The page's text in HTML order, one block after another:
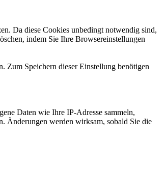
Da diese Cookies unbedingt notwendig sind,
indem Sie Ihre Browsereinstellungen
Zum Speichern dieser Einstellung benötigen
Daten wie Ihre IP-Adresse sammeln,
Änderungen werden wirksam, sobald Sie die